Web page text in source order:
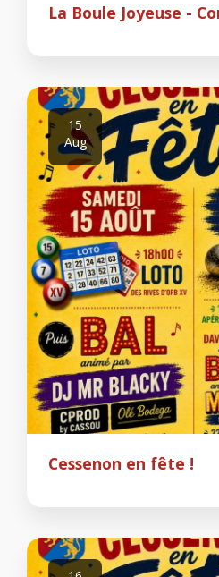
La Boule Joyeuse -
15
Aug
Cessenon en fête !